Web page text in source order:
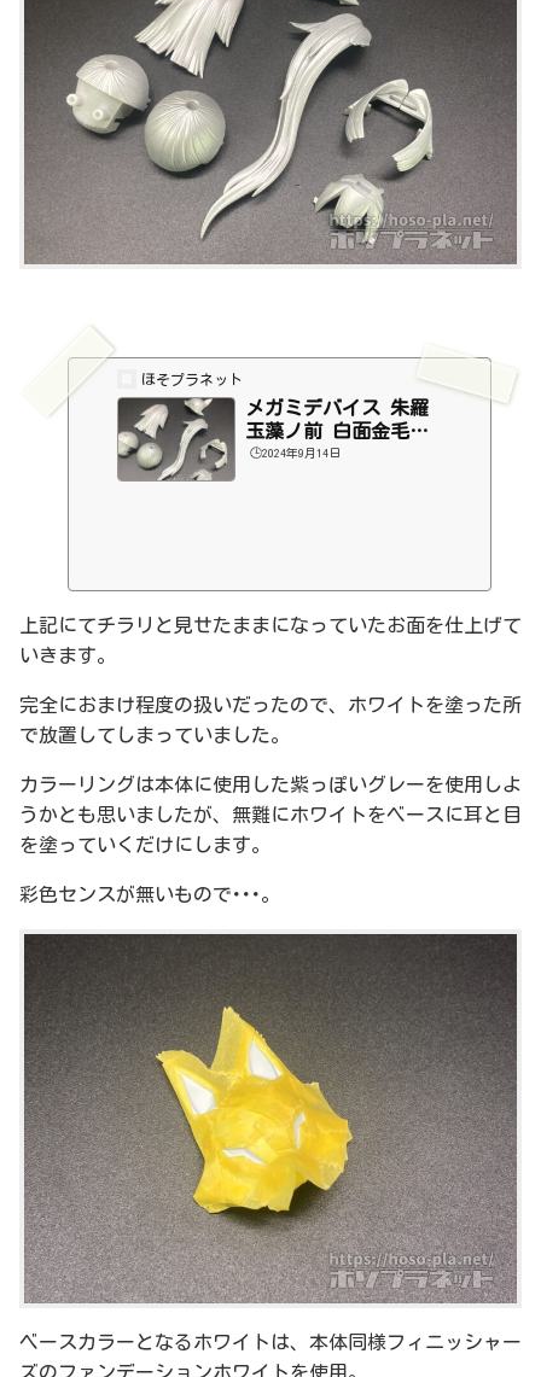
ほそプラネット
メガミデバイス 朱羅
玉藻ノ前 白面金毛
（４）
🕒️2024年9月14日
上記にてチラリと見せたままになっていたお面を仕上げて
いきます。
完全におまけ程度の扱いだったので、ホワイトを塗った所
で放置してしまっていました。
カラーリングは本体に使用した紫っぽいグレーを使用しよ
うかとも思いましたが、無難にホワイトをベースに耳と目
を塗っていくだけにします。
彩色センスが無いもので･･･。
ベースカラーとなるホワイトは、本体同様フィニッシャー
ズのファンデーションホワイトを使用。